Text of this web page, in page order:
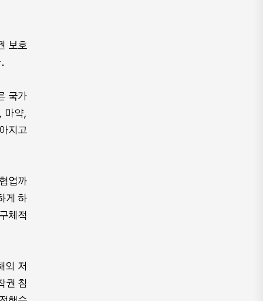
보호
국가
마약,
지고
업까
게 하
체적
외 저
권 침